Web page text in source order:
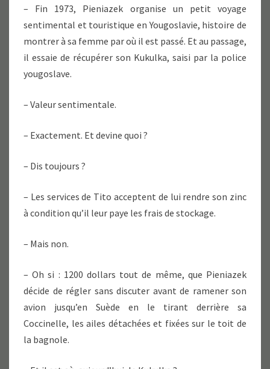
– Fin 1973, Pieniazek organise un petit voyage
sentimental et touristique en Yougoslavie, histoire de
montrer à sa femme par où il est passé. Et au passage,
il essaie de récupérer son Kukulka, saisi par la police
yougoslave.
– Valeur sentimentale.
– Exactement. Et devine quoi ?
– Dis toujours ?
– Les services de Tito acceptent de lui rendre son zinc
à condition qu’il leur paye les frais de stockage.
– Mais non.
– Oh si : 1200 dollars tout de même, que Pieniazek
décide de régler sans discuter avant de ramener son
avion jusqu’en Suède en le tirant derrière sa
Coccinelle, les ailes détachées et fixées sur le toit de
la bagnole.